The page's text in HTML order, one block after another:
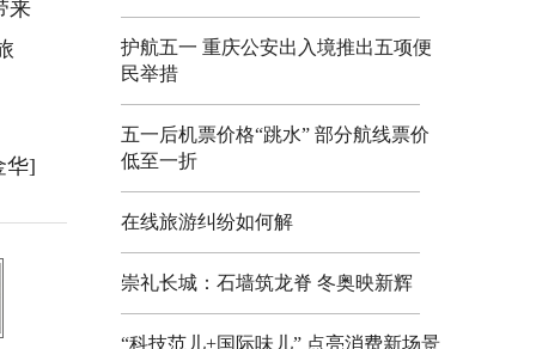
来
华]
护航五一 重庆公安出入境推出五项便
民举措
五一后机票价格“跳水” 部分航线票价
低至一折
在线旅游纠纷如何解
崇礼长城：石墙筑龙脊 冬奥映新辉
“科技范儿+国际味儿” 点亮消费新场景